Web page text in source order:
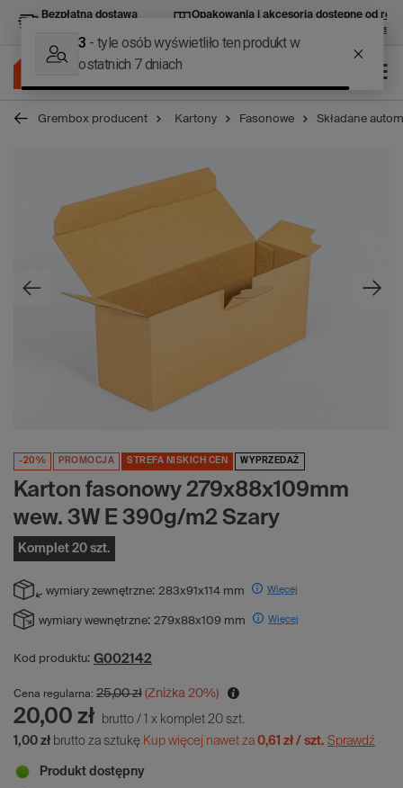
Bezpłatna dostawa
Opakowania i akcesoria dostępne od ręki
wszystko do pakowania w jednym miejscu
Grembox producent Kartony Fasonowe Składane
-20% PROMOCJA STREFA NISKICH CEN WYPRZEDAŻ
Karton fasonowy 279x88x109mm
wew. 3W E 390g/m2 Szary
Komplet 20 szt.
wymiary zewnętrzne: 283x91x114 mm Więcej
wymiary wewnętrzne: 279x88x109 mm Więcej
Kod produktu: G002142
Cena regularna: 25,00 zł (Zniżka 20%)
20,00 zł brutto / 1 x komplet 20 szt.
1,00 zł brutto za sztukę Kup więcej nawet za 0,61 zł / szt. Sprawdź
Produkt dostępny